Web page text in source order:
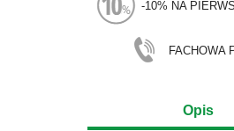
-10% NA
FACHOWA
Opis